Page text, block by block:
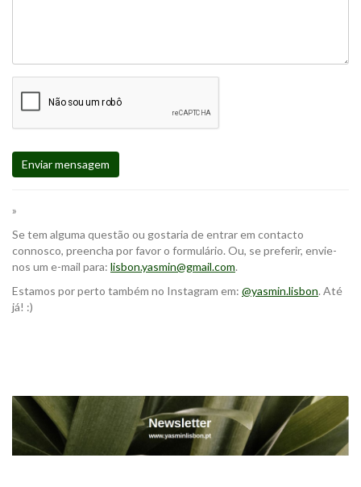
Enviar mensagem
»
Se tem alguma questão ou gostaria de entrar em contacto
connosco, preencha por favor o formulário. Ou, se preferir, envie-
nos um e-mail para: lisbon.yasmin@gmail.com.
Estamos por perto também no Instagram em: @yasmin.lisbon. Até
já! :)